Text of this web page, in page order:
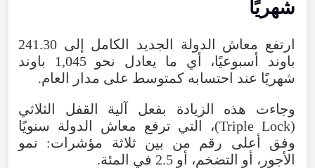
شهريًا
ارتفع معاش الدولة الجديد الكامل إلى 241.30
باوند
أسبوعيًا، أي ما يعادل نحو 1,045
باوند
شهريًا عند احتسابه كمتوسط على مدار العام.
وجاءت
هذه الزيادة بفعل آلية القفل
الثلاثي
(
Triple Lock )، التي ترفع معاش الدولة
سنويًا
وفق
أعلى رقم من بين ثلاثة مؤشرات: نمو
الأجور ، أو التضخم، أو 2.5 في المئة.